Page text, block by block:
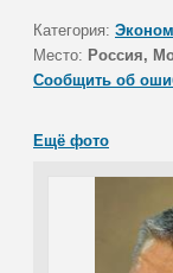
Категория:
Место: Россия,
Сообщить об
Ещё фото